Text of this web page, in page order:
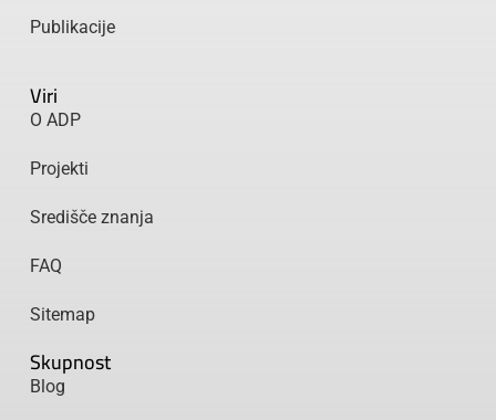
Publikacije
Viri
O ADP
Projekti
Središče znanja
FAQ
Sitemap
Skupnost
Blog